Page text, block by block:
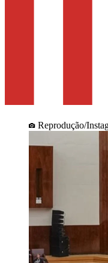
Reprodução/